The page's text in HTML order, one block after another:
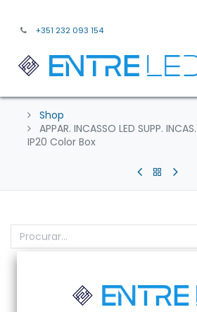
+351 232 093 154
Shop
APPAR. INCASSO LED SUPP.
IP20 Color Box